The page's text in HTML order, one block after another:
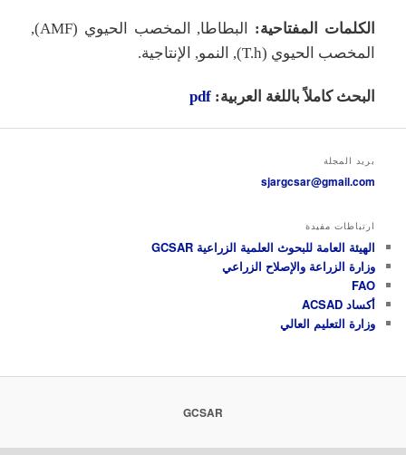
الكلمات المفتاحية:
البطاطا, المخصب الحيوي (AMF),
المخصب الحيوي (T.h), النمو, الإنتاجية.
البحث كاملاً باللغة العربية: pdf
بريد المجلة
sjargcsar@gmail.com
ارتباطات مفيدة
الهيئة العامة للبحوث العلمية الزراعية GCSAR
وزارة الزراعة والإصلاح الزراعي
FAO
أكساد ACSAD
وزارة التعليم العالي
GCSAR